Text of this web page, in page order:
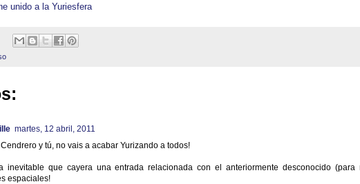
unido a la Yuriesfera
martes, 12 abril, 2011
y tú, no vais a acabar Yurizando a todos!
inevitable que cayera una entrada relacionada con el anteriormente desconocido (para
espaciales!